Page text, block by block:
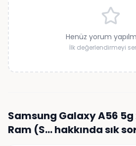
Henüz yorum
İlk değerlendirmeyi
Samsung Galaxy A56 5g
Ram (S…hakkında sık